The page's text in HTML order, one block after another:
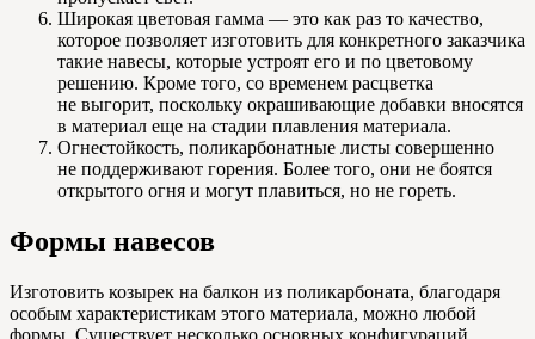
Широкая цветовая гамма — это как раз то качество,
которое позволяет изготовить для конкретного заказчика
такие навесы, которые устроят его и по цветовому
решению. Кроме того, со временем расцветка
не выгорит, поскольку окрашивающие добавки вносятся
в материал еще на стадии плавления материала.
Огнестойкость, поликарбонатные листы совершенно
не поддерживают горения. Более того, они не боятся
открытого огня и могут плавиться, но не гореть.
Формы навесов
Изготовить козырек на балкон из поликарбоната, благодаря
особым характеристикам этого материала, можно любой
формы. Существует несколько основных конфигураций,